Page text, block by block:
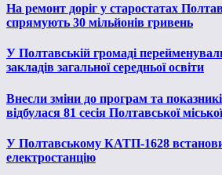
На ремонт доріг у старостатах
спрямують 30 мільйонів гривень
У Полтавській громаді
закладів загальної середньої освіти
Внесли зміни до програм та
відбулася 81 сесія Полтавської
У Полтавському КАТП-1628
електростанцію